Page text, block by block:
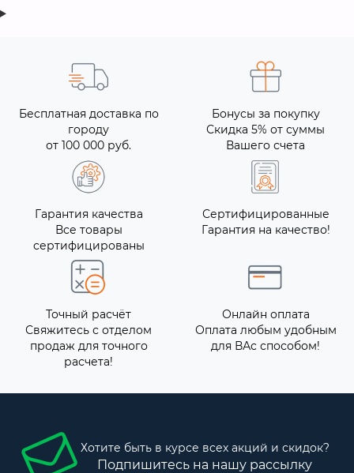
Бесплатная доставка по
городу
от 100 000 руб.
Бонусы за покупку
Скидка 5% от суммы
Вашего счета
Гарантия качества
Все товары
сертифицированы
Сертифицированные
Гарантия на качество!
Точный расчёт
Свяжитесь с отделом
продаж для точного
расчета!
Онлайн оплата
Оплата любым удобным
для ВАс способом!
Хотите быть в курсе всех акций и скидок?
Подпишитесь на нашу рассылку